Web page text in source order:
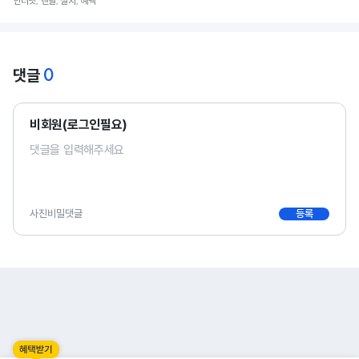
댓글 0
비회원(로그인필요)
사진비밀댓글 등록